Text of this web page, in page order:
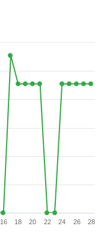
16 18 20 22 24 26 28